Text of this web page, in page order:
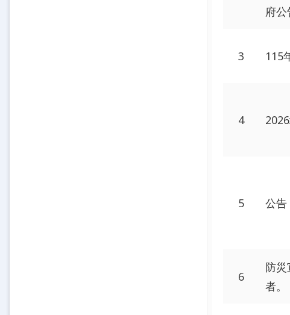
府
3 115
4
5 公告
6
防
者。